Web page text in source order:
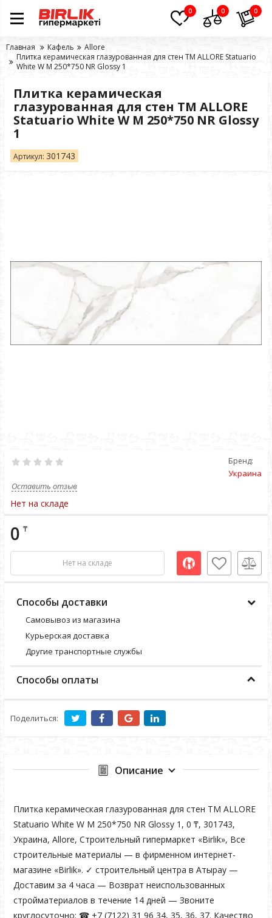
0 0 0
Главная Кафель
Allore
Плитка керамическая глазурованная для стен TM ALLORE Statuario
White W M 250*750 NR Glossy 1
Плитка керамическая
глазурованная для стен TM ALLORE
Statuario White W M 250*750 NR Glossy
1
Артикул: 301743
Бренд:
Украина
Оставить отзыв
Нет на складе
0 ₸
Нет на складе
Способы доставки
Самовывоз из магазина
Курьерская доставка
Другие транспортные службы
Способы оплаты
Поделиться:
Описание
Плитка керамическая глазурованная для стен TM ALLORE
Statuario White W M 250*750 NR Glossy 1, 0 ₸, 301743,
Украина, Allore, Строительный гипермаркет «Birlik», Все
строительные материалы — в фирменном интернет-
магазине «Birlik». ✓ строительный центра в Атырау —
Доставим за 4 часа — Возврат неиспользованных
стройматериалов в течение 14 дней — Звоните
круглосуточно: ☎ +7 (7122) 31 96 34, 35, 36, 37. Качество